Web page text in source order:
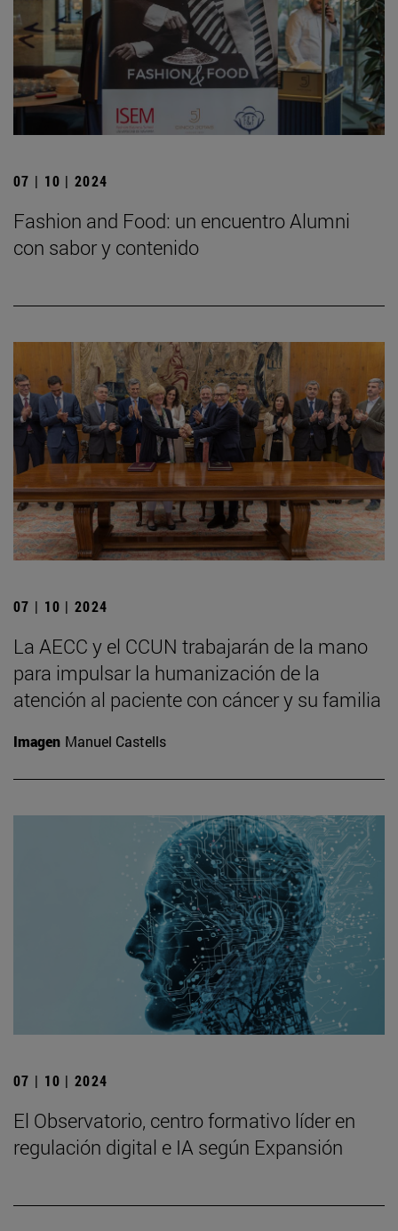
07 | 10 | 2024
Fashion and Food: un encuentro Alumni
con sabor y contenido
07 | 10 | 2024
La AECC y el CCUN trabajarán de la mano
para impulsar la humanización de la
atención al paciente con cáncer y su familia
Imagen Manuel Castells
07 | 10 | 2024
El Observatorio, centro formativo líder en
regulación digital e IA según Expansión